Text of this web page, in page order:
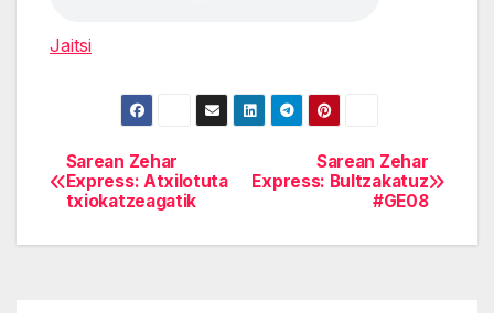
Jaitsi
Navegación
de
Sarean Zehar
Express: Bultzakatuz
#GE08
Sarean Zehar
Express: Atxilotuta
txiokatzeagatik